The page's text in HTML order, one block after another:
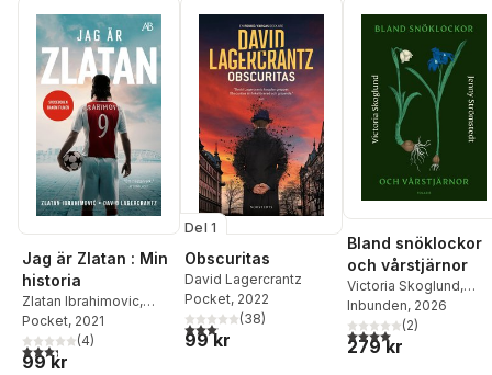
Jag är Zlatan : Min
historia
Zlatan Ibrahimovic,
David Lagercrantz
Pocket, 2021
3,3utav 5 stjärnor. Totalt antal röster:
(4)
99 kr
Del 1
Obscuritas
David Lagercrantz
Pocket, 2022
3,1utav 5 stjärnor. Totalt antal röster:
(38)
99 kr
Bland snöklockor
och vårstjärnor
Victoria Skoglund,
Jenny Strömstedt
Inbunden, 2026
4,0utav 5 stjärnor.
(2)
279 kr